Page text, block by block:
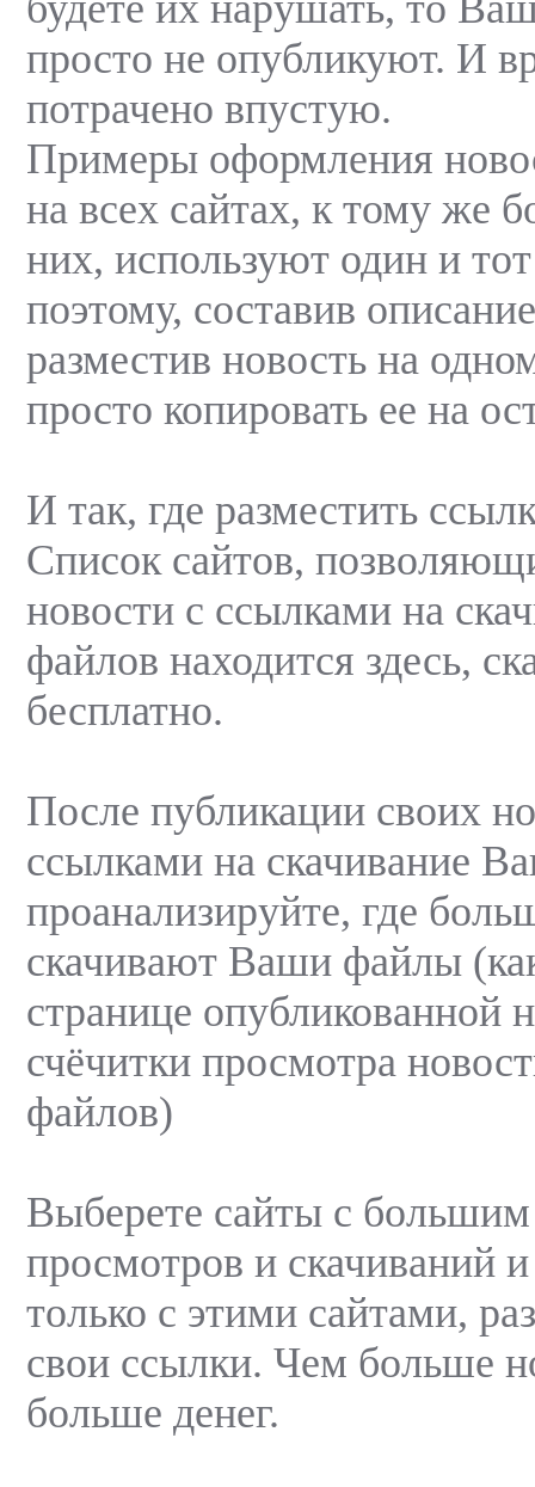
просто не опубликуют. И
потрачено впустую.
Примеры оформления
на всех сайтах, к тому же
них, используют один и
поэтому, составив
разместив новость на
просто копировать ее на
И так, где разместить
Список сайтов,
новости с ссылками на
файлов находится здесь,
бесплатно.
После публикации своих
ссылками на скачивание
проанализируйте, где
скачивают Ваши файлы
странице опубликованной
счёчитки просмотра
файлов)
Выберете сайты с
просмотров и скачиваний
только с этими сайтами,
свои ссылки. Чем больше
больше денег.